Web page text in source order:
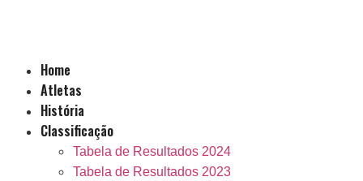
Home
Atletas
História
Classificação
Tabela de Resultados 2024
Tabela de Resultados 2023